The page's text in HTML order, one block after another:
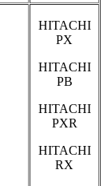
HITACHI
PX
HITACHI
PB
HITACHI
PXR
HITACHI
RX